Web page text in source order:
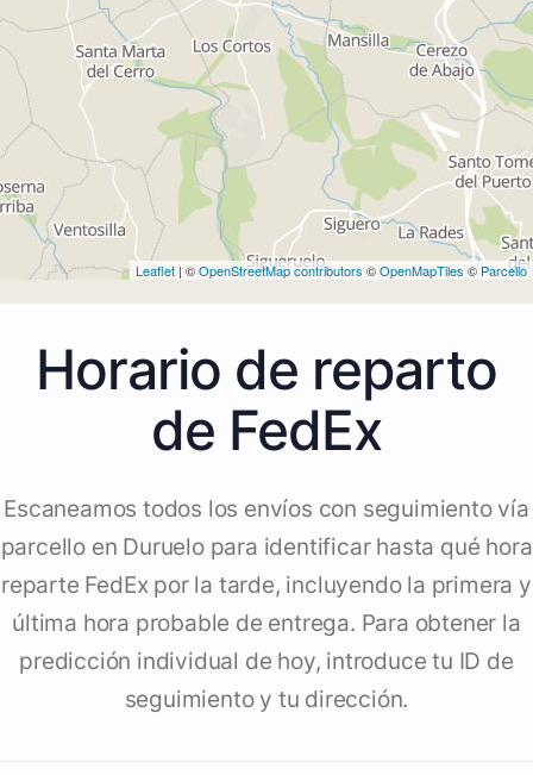
Leaflet | ©OpenStreetMap contributors ©OpenMapTiles © Parcello
Horario de reparto
de FedEx
Escaneamos todos los envíos con seguimiento vía
parcello en Duruelo para identificar hasta qué hora
reparte FedEx por la tarde, incluyendo la primera y
última hora probable de entrega. Para obtener la
predicción individual de hoy, introduce tu ID de
seguimiento y tu dirección.